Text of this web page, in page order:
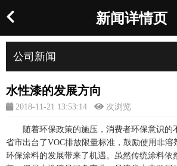
新闻详情页
公司新闻
水性漆的发展方向
2018-11-21 13:53:14 次浏览
随着环保政策的施压，消费者环保意识的
省市出台了VOC排放限量标准，鼓励使用非溶
环保涂料的发展带来了机遇。虽然传统涂料依